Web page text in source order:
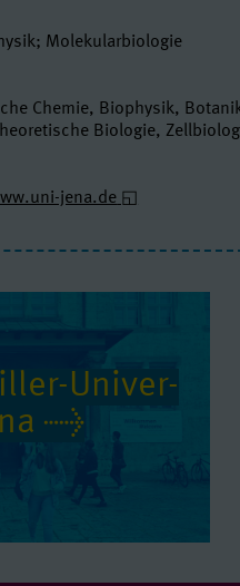
Molekularbiologie
Chemie, Biophysik,
Biologie,
jena.de
Uni­ver­